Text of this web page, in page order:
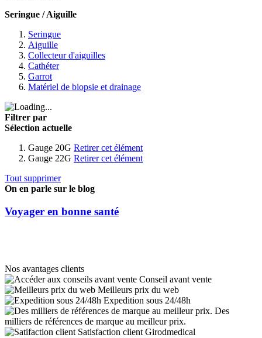
Seringue / Aiguille
Seringue
Aiguille
Collecteur d'aiguilles
Cathéter
Garrot
Matériel de biopsie et drainage
Filtrer par
Sélection actuelle
Gauge 20G Retirer cet élément
Gauge 22G Retirer cet élément
Tout supprimer
On en parle sur le blog
Voyager en bonne santé
Nos avantages clients
Conseil avant vente
Meilleurs prix du web
Expedition sous 24/48h
Des
milliers de références de marque au meilleur prix.
Satisfaction client Girodmedical